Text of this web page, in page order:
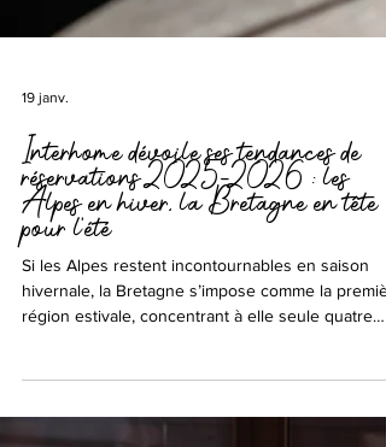
19 janv.
Interhome dévoile ses tendances de
réservations 2025-2026 : les
Alpes en hiver, la Bretagne en tête
pour l’été
Si les Alpes restent incontournables en saison
destinations dans le top 5 national.